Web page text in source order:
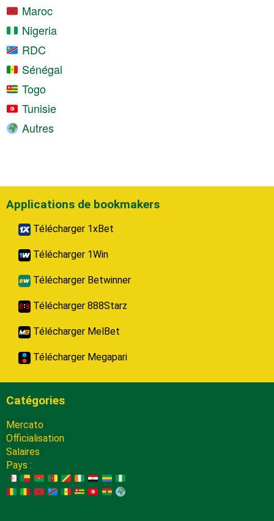
Maroc
Nigeria
RDC
Sénégal
Togo
Tunisie
Autres
Applications de bookmakers
Télécharger 1xBet
Télécharger 1Win
Télécharger Betwinner
Télécharger 888Starz
Télécharger MelBet
Télécharger Megapari
Catégories
Mercato
Officialisation
Salaires
Pays :